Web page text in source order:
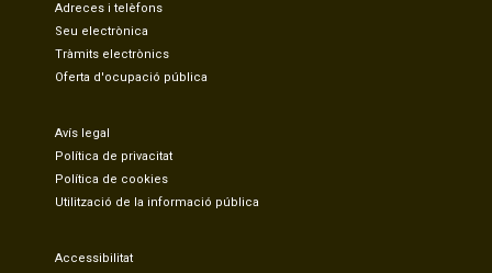
Adreces i telèfons
Seu electrònica
Tràmits electrònics
Oferta d'ocupació pública
Avís legal
Política de privacitat
Política de cookies
Utilització de la informació pública
Accessibilitat